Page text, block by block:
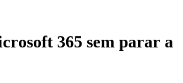
365 sem parar a